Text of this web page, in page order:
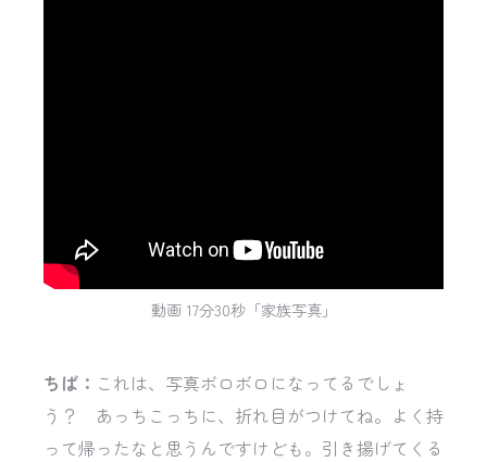
動画 17分30秒「家族写真」
ちば： これは、写真ボロボロになってるでしょ
う？ あっちこっちに、折れ目がつけてね。よく持
って帰ったなと思うんですけども。引き揚げてくる